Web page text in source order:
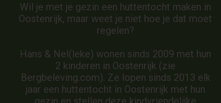
Wil je met je gezin een huttentocht maken in
Oostenrijk, maar weet je niet hoe je dat moet
regelen?
Hans & Nel(leke) wonen sinds 2009 met hun
2 kinderen in Oostenrijk (zie
Bergbeleving.com). Ze lopen sinds 2013 elk
jaar een huttentocht in Oostenrijk met hun